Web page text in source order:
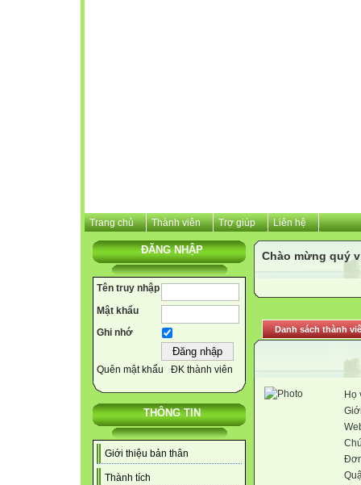
Trang chủ Thành viên Trợ giúp Liên hệ
ĐĂNG NHẬP
Tên truy nhập
Mật khẩu
Ghi nhớ
Quên mật khẩu ĐK thành viên
THÔNG TIN
Giới thiệu bản thân
Thành tích
Chào mừng quý
Danh sách thành
Họ